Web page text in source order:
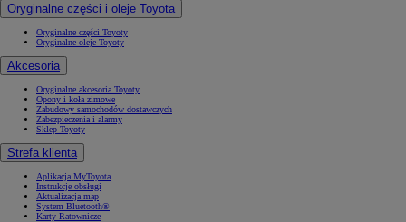
Oryginalne części i oleje Toyota
Oryginalne części Toyoty
Oryginalne oleje Toyoty
Akcesoria
Oryginalne akcesoria Toyoty
Opony i koła zimowe
Zabudowy samochodów dostawczych
Zabezpieczenia i alarmy
Sklep Toyoty
Strefa klienta
Aplikacja MyToyota
Instrukcje obsługi
Aktualizacja map
System Bluetooth®
Karty Ratownicze